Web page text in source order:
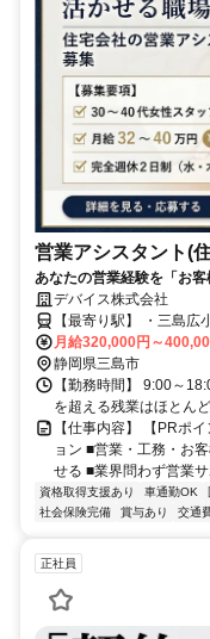
営業アシスタント(
あなたの営業経験を「お
くり全体を繋ぐ架け橋にな
制（水・木）✅充実の福利
デバイス株式会社
【最寄り駅】 ・三島広
月給320,000円～
静岡県三島市
【勤務時間】 9:00～
を超える残業はほとん
【仕事内容】 【PRポ
ョン ■営業・工務・お
せる ■業界問わず営業
資格取得支援あり 車通勤OK
社会保険完備
賞与あり 交通
正社員